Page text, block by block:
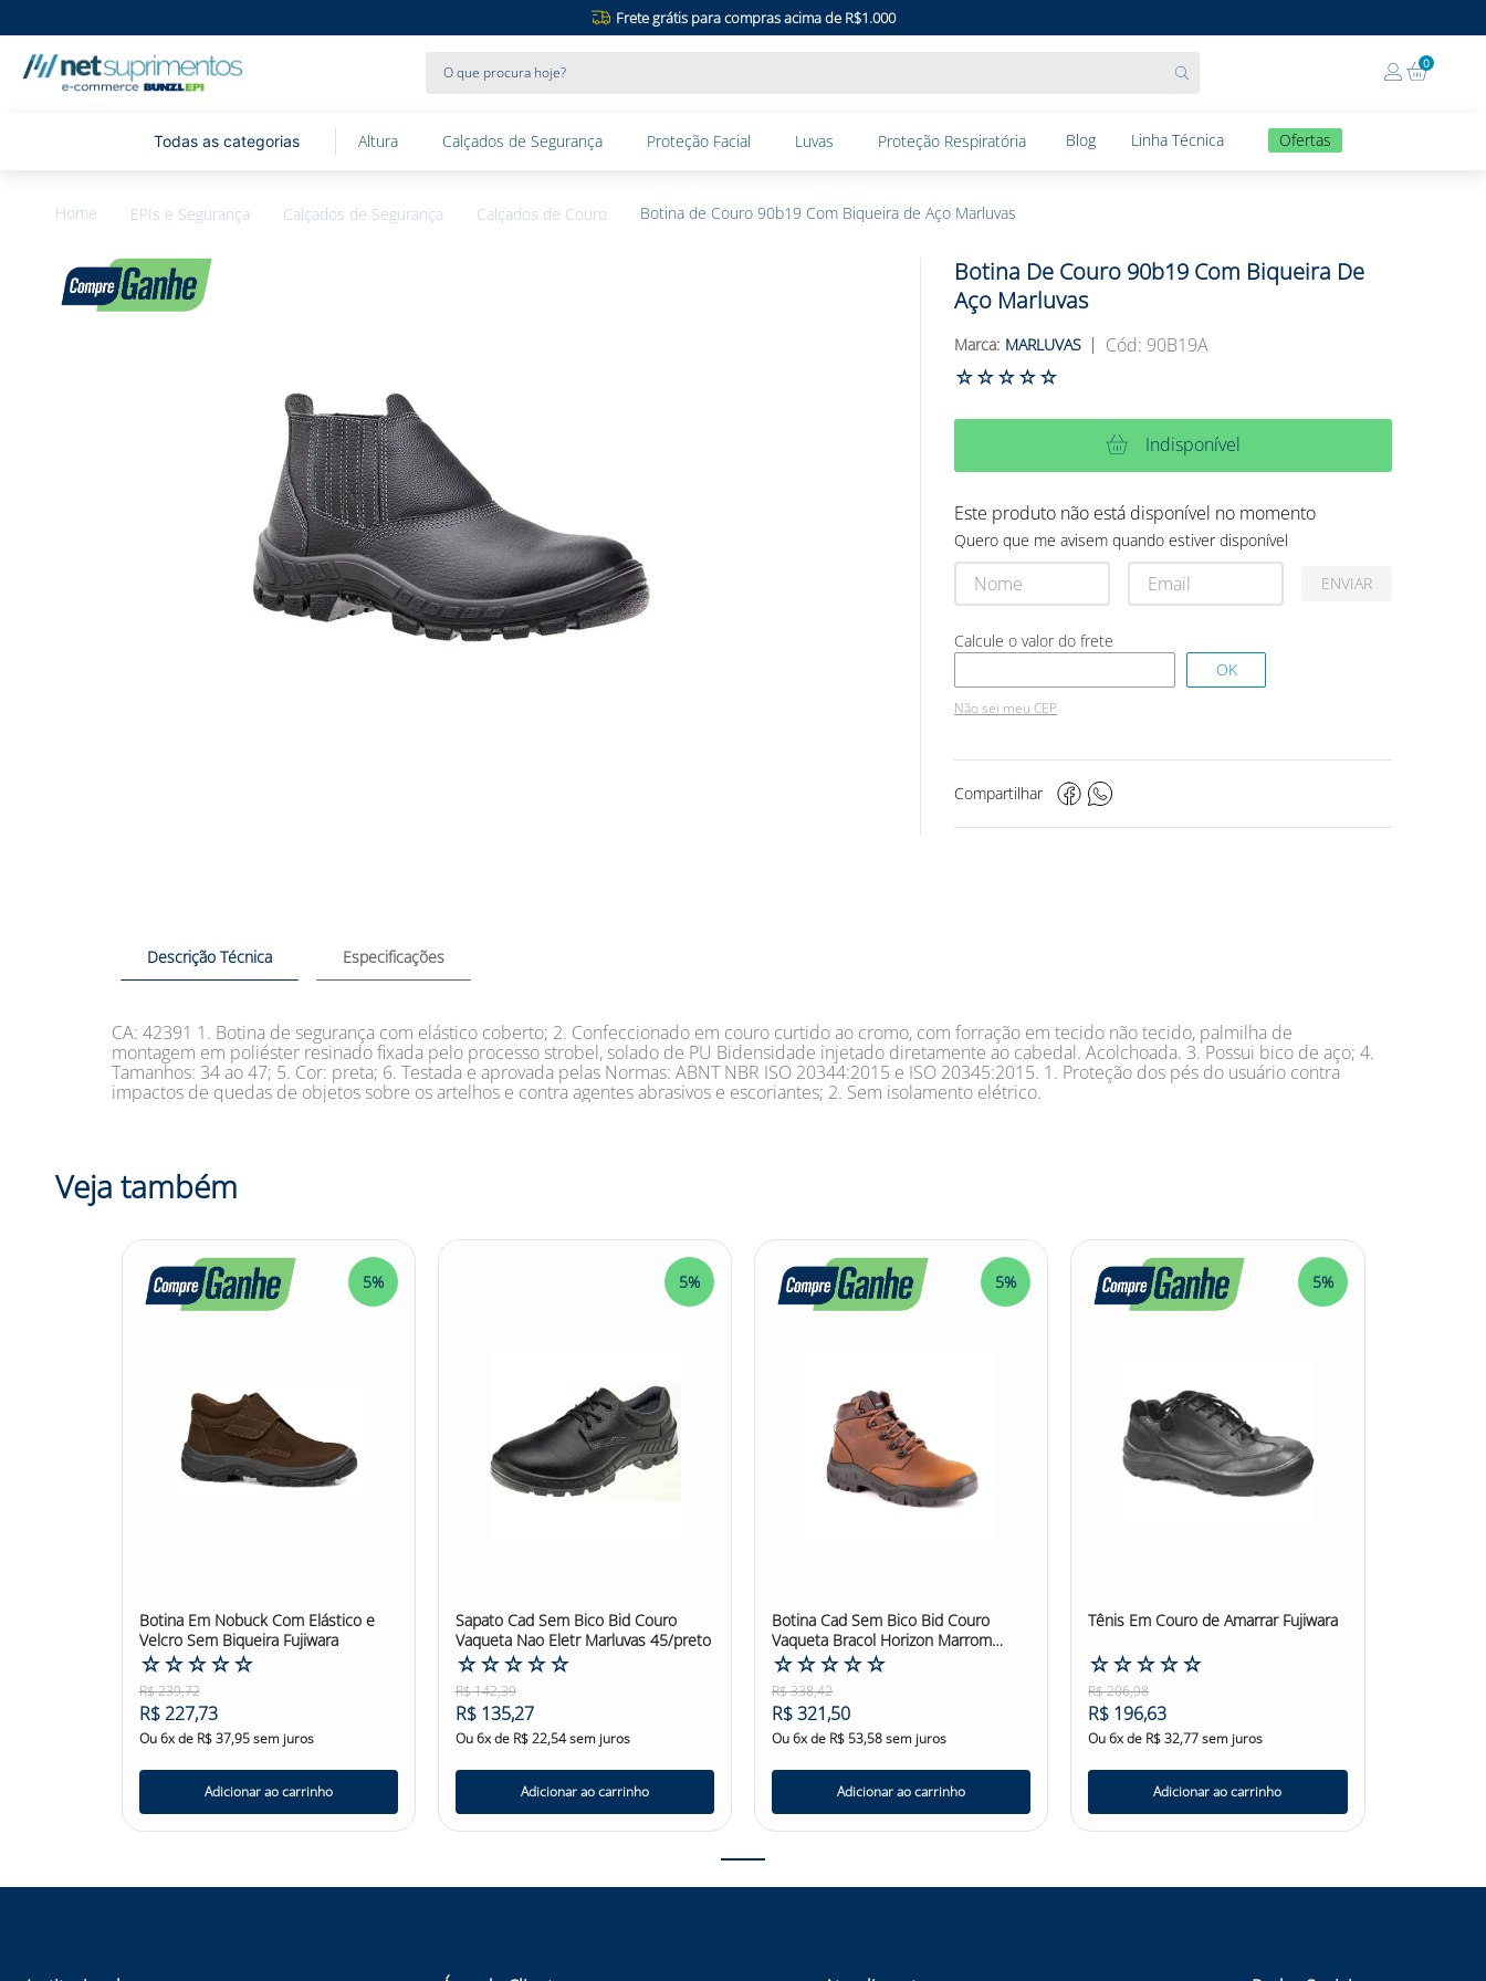
Frete grátis para compras acima de R$1.000
0
Altura Calçados de Segurança Proteção Facial Luvas Proteção Respiratória Blog Linha Técnica Ofertas
EPIs e Segurança Calçados de Segurança Calçados de Couro Botina de Couro 90b19 Com Biqueira de Aço Marluvas
Botina De Couro 90b19 Com Biqueira De
Aço Marluvas
MARLUVAS : 90B19A
☆☆☆☆☆
Indisponível
Este produto não está disponível no momento
Quero que me avisem quando estiver disponível
ENVIAR
Não sei meu CEP
Compartilhar
Descrição Técnica Especificações
CA: 42391 1. Botina de segurança com elástico coberto; 2. Confeccionado em couro curtido ao cromo, com forração em tecido não tecido, palmilha de
montagem em poliéster resinado fixada pelo processo strobel, solado de PU Bidensidade injetado diretamente ao cabedal. Acolchoada. 3. Possui bico de aço; 4.
Tamanhos: 34 ao 47; 5. Cor: preta; 6. Testada e aprovada pelas Normas: ABNT NBR ISO 20344:2015 e ISO 20345:2015. 1. Proteção dos pés do usuário contra
impactos de quedas de objetos sobre os artelhos e contra agentes abrasivos e escoriantes; 2. Sem isolamento elétrico.
Veja também
5%
Botina Em Nobuck Com Elástico e
Velcro Sem Biqueira Fujiwara
☆☆☆☆☆
R$239,72
R$ 227,73
Ou6x de R$ 37,95sem juros
Adicionar ao carrinho
5%
Sapato Cad Sem Bico Bid Couro
Vaqueta Nao Eletr Marluvas 45/preto
☆☆☆☆☆
R$142,39
R$ 135,27
Ou6x de R$22,54sem juros
Adicionar ao carrinho
5%
Botina Cad Sem Bico Bid Couro
Vaqueta Bracol Horizon Marrom
40123268
☆☆☆☆☆
R$338,42
R$321,50
Ou6x de R$53,58sem juros
Adicionar ao carrinho
5%
Tênis Em Couro de Amarrar Fujiwara
☆☆☆☆☆
R$206,98
R$ 196,63
Ou6x de R$32,77sem juros
Adicionar ao carrinho